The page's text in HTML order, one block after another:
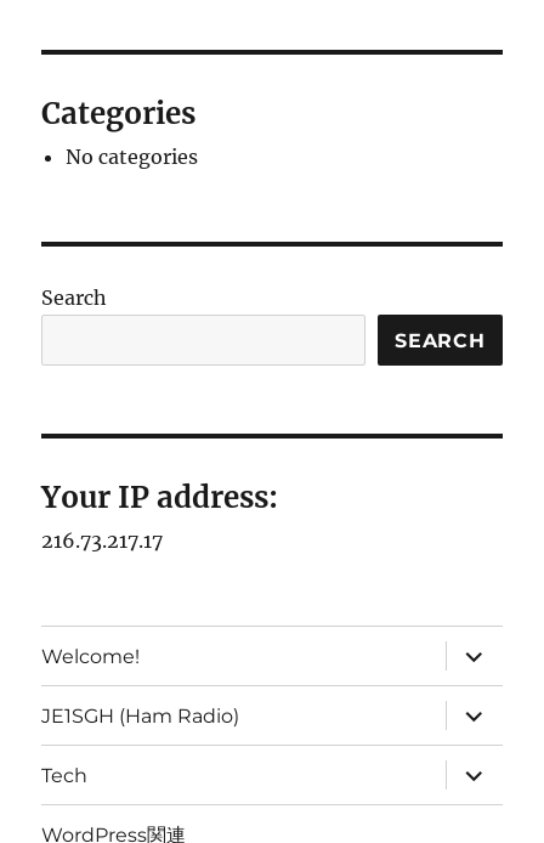
Categories
No categories
Search
SEARCH
Your IP address:
216.73.217.17
Welcome!
expand
child
menu
JE1SGH (Ham Radio)
expand
child
menu
Tech
expand
child
menu
WordPress関連